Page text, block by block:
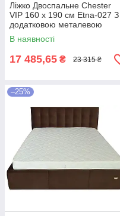
Ліжко Двоспальне Chester
VIP 160 х 190 см Etna-027 З
додатковою металевою
цільнозварною рамою
Коричневий
В наявності
17 485,65 ₴ 23 315 ₴
–25%